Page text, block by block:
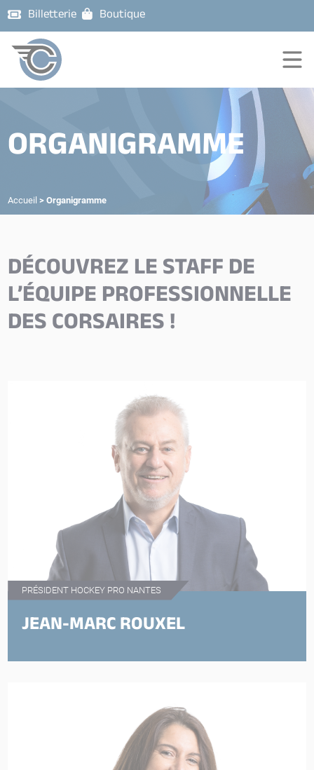
Billetterie Boutique
ORGANIGRAMME
Accueil >Organigramme
DÉCOUVREZ LE STAFF DE
L’ÉQUIPE PROFESSIONNELLE
DES CORSAIRES !
JEAN-MARC ROUXEL
PRÉSIDENT HOCKEY PRO NANTES